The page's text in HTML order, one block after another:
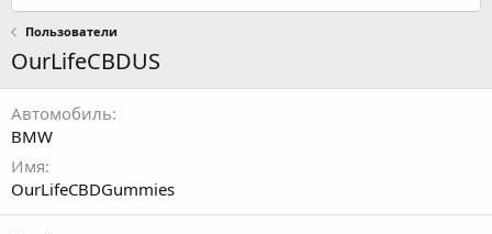
Пользователи
OurLifeCBDUS
Автомобиль
BMW
Имя
OurLifeCBDGummies